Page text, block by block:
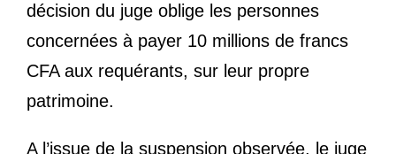
décision du juge oblige les personnes
concernées à payer 10 millions de francs
CFA aux requérants, sur leur propre
patrimoine.
A l’issue de la suspension observée, le juge